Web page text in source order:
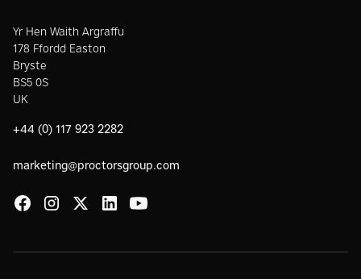
Yr Hen Waith Argraffu
178 Ffordd Easton
Bryste
BS5 0S
UK
+44 (0) 117 923 2282
marketing@proctorsgroup.com